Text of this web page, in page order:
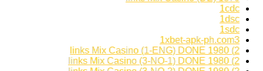
1cdc
1dsc
1sdc
1xbet-apk-ph.com3
2) 1980 links Mix Casino (1-ENG) DONE
2) 1980 links Mix Casino (3-NO-1) DONE